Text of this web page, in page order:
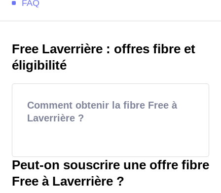
FAQ
Free Laverrière : offres fibre et
éligibilité
Comment obtenir la fibre Free à
Laverrière ?
Peut-on souscrire une offre fibre
Free à Laverrière ?